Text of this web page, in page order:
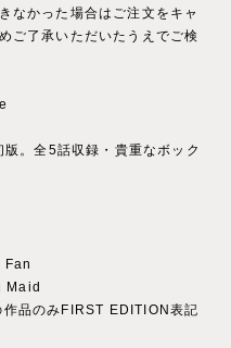
なかった場合はご注文をキャ
ご了承いただいたうえでご検
。全5話収録・貴重なボック
Maid
品のみFIRST EDITION表記